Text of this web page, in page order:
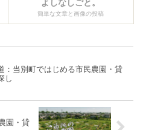
よしなしごと。
簡単な文章と画像の投稿
：当別町ではじめる市民農園・貸
し
園・貸